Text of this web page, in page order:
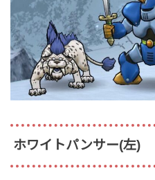
ホワイトパンサー(左)